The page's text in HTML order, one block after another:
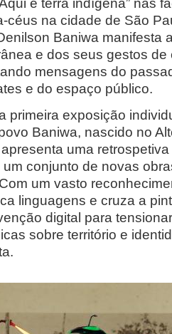
é terra indígena” nas
céus na cidade de São
Baniwa manifesta
e dos seus gestos de
mensagens do
e do espaço público.
primeira exposição
Baniwa, nascido no
uma
conjunto de novas
um vasto
linguagens e cruza a
digital para
sobre território e